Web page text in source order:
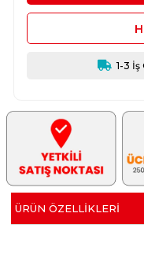
1-3
ÜRÜN ÖZELLIKLERI